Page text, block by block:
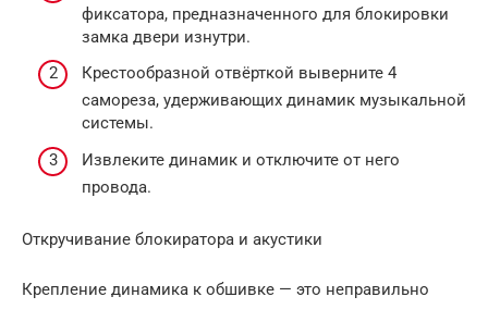
фиксатора, предназначенного для блокировки
замка двери изнутри.
Крестообразной отвёрткой выверните 4
самореза, удерживающих динамик музыкальной
системы.
Извлеките динамик и отключите от него
провода.
Откручивание блокиратора и акустики
Крепление динамика к обшивке — это неправильно